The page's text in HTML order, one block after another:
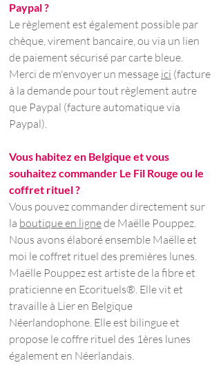
Paypal ?
Le règlement est également possible par
chèque, virement bancaire, ou via un lien
de paiement sécurisé par carte bleue.
Merci de m'envoyer un message ici (facture
à la demande pour tout règlement autre
que Paypal (facture automatique via
Paypal).
Vous habitez en Belgique et vous
souhaitez commander Le Fil Rouge ou le
coffret rituel ?
Vous pouvez commander directement sur
la boutique en lignede Maëlle Pouppez.
Nous avons élaboré ensemble Maëlle et
moi le coffret rituel des premières lunes.
Maëlle Pouppez est artiste de la fibre et
praticienne en Ecorituels®. Elle vit et
travaille à Lier en Belgique
Néerlandophone. Elle est bilingue et
propose le coffre rituel des 1ères lunes
également en Néerlandais.